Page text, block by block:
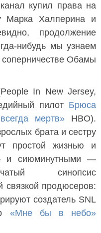
купил права на
Марка Халперина и
продолжение
нибудь мы узнаем
Обамы
In New Jersey,
пилот Брюса
мертв» HBO).
брата и сестру
простой жизнью и
и сиюминутными —
синопсис
связкой продюсеров:
создатель SNL
«Мне бы в небо»